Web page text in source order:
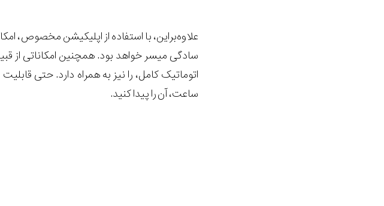
سادگی میسر خواهد بود. همچنین امکاناتی از
اتوماتیک کامل، را نیز به همراه دارد. حتی
ساعت، آن را پیدا کنید.